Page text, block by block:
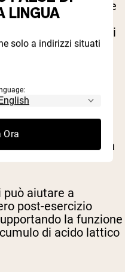
per diverse
e includono sodio,
Ogni volta che perdi
vie come
o diarrea, o li
è fondamentale
elettroliti, uno
convulsioni e coma
aiutare a
post-esercizio
la funzione
di acido lattico
LINGUA
solo a indirizzi situati
Ora